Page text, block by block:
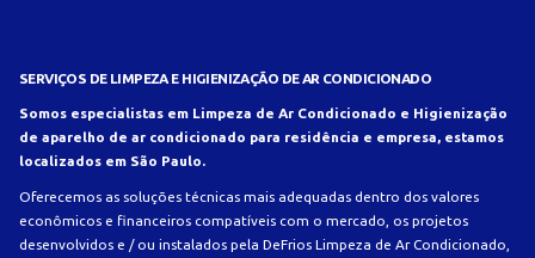
SERVIÇOS DE LIMPEZA E HIGIENIZAÇÃO DE AR CONDICIONADO
Somos especialistas em Limpeza de Ar Condicionado e Higienização
de aparelho de ar condicionado para residência e empresa, estamos
localizados em São Paulo.
Oferecemos as soluções técnicas mais adequadas dentro dos valores
econômicos e financeiros compatíveis com o mercado, os projetos
desenvolvidos e / ou instalados pela DeFrios Limpeza de Ar Condicionado,